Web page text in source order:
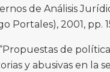
de Análisis
Portales), 2001, pp.
“Propuestas de
y abusivas en la